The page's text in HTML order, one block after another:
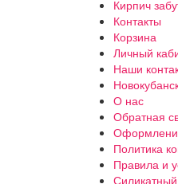
Кирпич
Контакты
Корзина
Личный
Наши
О нас
Обратная
Политика
Правила и